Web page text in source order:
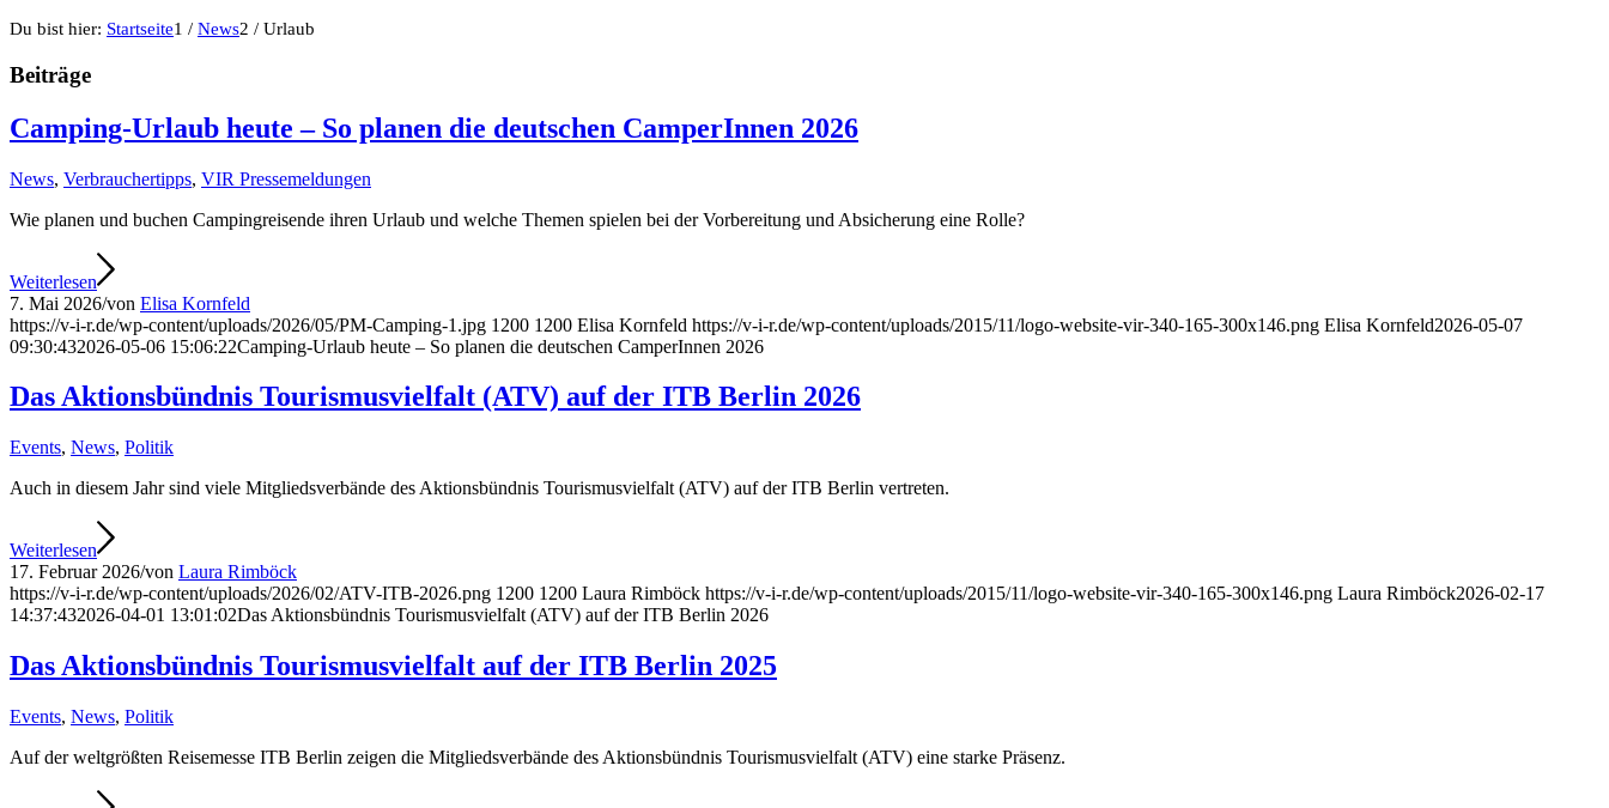
Du bist hier: Startseite1 / News2 / Urlaub
Beiträge
Camping-Urlaub heute – So planen die deutschen CamperInnen 2026
News, Verbrauchertipps, VIR Pressemeldungen
Wie planen und buchen Campingreisende ihren Urlaub und welche Themen spielen bei der Vorbereitung und Absicherung eine Rolle?
Weiterlesen
7. Mai 2026/von Elisa Kornfeld
https://v-i-r.de/wp-content/uploads/2026/05/PM-Camping-1.jpg 1200 1200 Elisa Kornfeld https://v-i-r.de/wp-content/uploads/2015/11/logo-website-vir-340-165-300x146.png Elisa Kornfeld2026-05-07
09:30:432026-05-06 15:06:22Camping-Urlaub heute – So planen die deutschen CamperInnen 2026
Das Aktionsbündnis Tourismusvielfalt (ATV) auf der ITB Berlin 2026
Events, News, Politik
Auch in diesem Jahr sind viele Mitgliedsverbände des Aktionsbündnis Tourismusvielfalt (ATV) auf der ITB Berlin vertreten.
Weiterlesen
17. Februar 2026/von Laura Rimböck
https://v-i-r.de/wp-content/uploads/2026/02/ATV-ITB-2026.png 1200 1200 Laura Rimböck https://v-i-r.de/wp-content/uploads/2015/11/logo-website-vir-340-165-300x146.png Laura Rimböck2026-02-17
14:37:432026-04-01 13:01:02Das Aktionsbündnis Tourismusvielfalt (ATV) auf der ITB Berlin 2026
Das Aktionsbündnis Tourismusvielfalt auf der ITB Berlin 2025
Events, News, Politik
Auf der weltgrößten Reisemesse ITB Berlin zeigen die Mitgliedsverbände des Aktionsbündnis Tourismusvielfalt (ATV) eine starke Präsenz.